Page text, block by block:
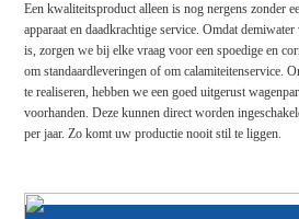
Een kwaliteitsproduct alleen is nog nergens zonder
apparaat en daadkrachtige service. Omdat
is, zorgen we bij elke vraag voor een spoedige en
om standaardleveringen of om calamiteitenservice.
te realiseren, hebben we een goed uitgerust
voorhanden. Deze kunnen direct worden
per jaar. Zo komt uw productie nooit stil te liggen.